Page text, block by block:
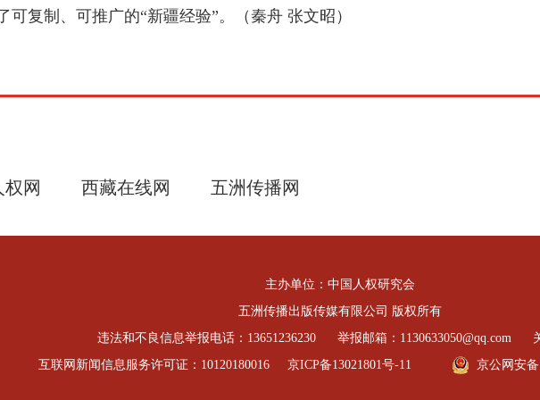
可复制、可推广的“新疆经验”。（秦舟 张文昭）
权网 西藏在线网 五洲传播网
主办单位：中国人权研究会
五洲传播出版传媒有限公司 版权所有
违法和不良信息举报电话：13651236230
举报邮箱：1130633050@qq.com
互联网新闻信息服务许可证：10120180016
京ICP备13021801号-11 京公网安备